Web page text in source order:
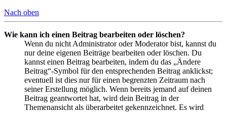
Nach oben
Wie kann ich einen Beitrag bearbeiten oder löschen?
Wenn du nicht Administrator oder Moderator bist, kannst du
nur deine eigenen Beiträge bearbeiten oder löschen. Du
kannst einen Beitrag bearbeiten, indem du das „Ändere
Beitrag“-Symbol für den entsprechenden Beitrag anklickst;
eventuell ist dies nur für einen begrenzten Zeitraum nach
seiner Erstellung möglich. Wenn bereits jemand auf deinen
Beitrag geantwortet hat, wird dein Beitrag in der
Themenansicht als überarbeitet gekennzeichnet. Es wird